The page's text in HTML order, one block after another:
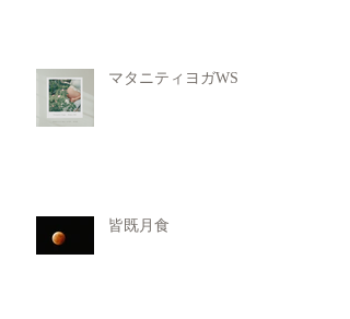
マタニティヨガWS
皆既月食